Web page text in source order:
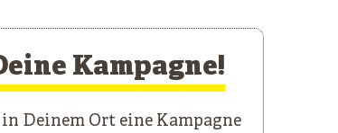
Kampagne!
Deinem Ort eine Kampagne